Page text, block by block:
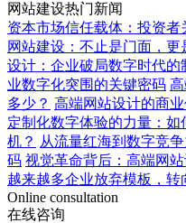
网站建设热门新闻
资本市场信任载体：投资
网站建设：不止是门面，
设计：企业破局数字时代的
业数字化突围的关键密码
多少？ 高端网站设计的商
定制化数字体验的力量：
机？ 从流量红海到数字竞
码 视觉革命背后：高端网
越来越多企业放弃模板，转
Online consultation
在线咨询